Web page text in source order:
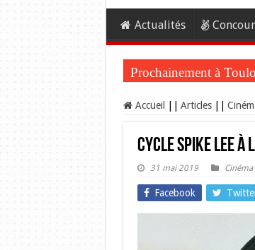
Actualités
Prochainement à
Accueil Articles
Cycle Spike Lee à
31 mai 2019 Cinéma
Facebook